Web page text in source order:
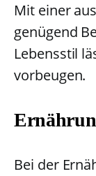
Mit einer
genügend
Lebensstil
vorbeugen.
Bei der